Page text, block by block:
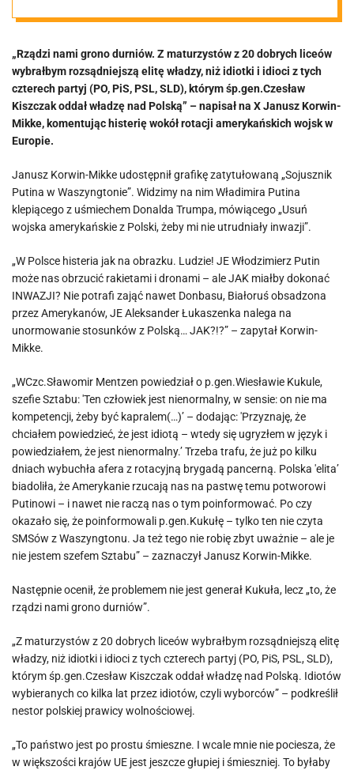
zrobiłbym
rozsądniejszą
elitę władzy, niż
idioci z tych
czterech partii”
„Rządzi nami grono durniów. Z maturzystów z 20 dobrych liceów
wybrałbym rozsądniejszą elitę władzy, niż idiotki i idioci z tych
czterech partyj (PO, PiS, PSL, SLD), którym śp.gen.Czesław
Kiszczak oddał władzę nad Polską” – napisał na X Janusz Korwin-
Mikke, komentując histerię wokół rotacji amerykańskich wojsk w
Europie.
Janusz Korwin-Mikke udostępnił grafikę zatytułowaną „Sojusznik
Putina w Waszyngtonie”. Widzimy na nim Władimira Putina
klepiącego z uśmiechem Donalda Trumpa, mówiącego „Usuń
wojska amerykańskie z Polski, żeby mi nie utrudniały inwazji”.
„W Polsce histeria jak na obrazku. Ludzie! JE Włodzimierz Putin
może nas obrzucić rakietami i dronami – ale JAK miałby dokonać
INWAZJI? Nie potrafi zająć nawet Donbasu, Białoruś obsadzona
przez Amerykanów, JE Aleksander Łukaszenka nalega na
unormowanie stosunków z Polską… JAK?!?” – zapytał Korwin-
Mikke.
„WCzc.Sławomir Mentzen powiedział o p.gen.Wiesławie Kukule,
szefie Sztabu: 'Ten człowiek jest nienormalny, w sensie: on nie ma
kompetencji, żeby być kapralem(…)’ – dodając: 'Przyznaję, że
chciałem powiedzieć, że jest idiotą – wtedy się ugryzłem w język i
powiedziałem, że jest nienormalny.’ Trzeba trafu, że już po kilku
dniach wybuchła afera z rotacyjną brygadą pancerną. Polska 'elita’
biadoliła, że Amerykanie rzucają nas na pastwę temu potworowi
Putinowi – i nawet nie raczą nas o tym poinformować. Po czy
okazało się, że poinformowali p.gen.Kukułę – tylko ten nie czyta
SMSów z Waszyngtonu. Ja też tego nie robię zbyt uważnie – ale je
nie jestem szefem Sztabu” – zaznaczył Janusz Korwin-Mikke.
Następnie ocenił, że problemem nie jest generał Kukuła, lecz „to, że
rządzi nami grono durniów”.
„Z maturzystów z 20 dobrych liceów wybrałbym rozsądniejszą elitę
władzy, niż idiotki i idioci z tych czterech partyj (PO, PiS, PSL, SLD),
którym śp.gen.Czesław Kiszczak oddał władzę nad Polską. Idiotów
wybieranych co kilka lat przez idiotów, czyli wyborców” – podkreślił
nestor polskiej prawicy wolnościowej.
„To państwo jest po prostu śmieszne. I wcale mnie nie pociesza, że
w większości krajów UE jest jeszcze głupiej i śmieszniej. To byłaby